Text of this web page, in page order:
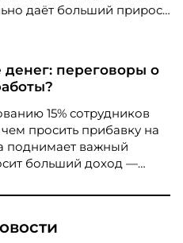
Poolдаёт больший прирост
переговоры о
15% сотрудников
просить прибавку на
поднимает важный
больший доход —